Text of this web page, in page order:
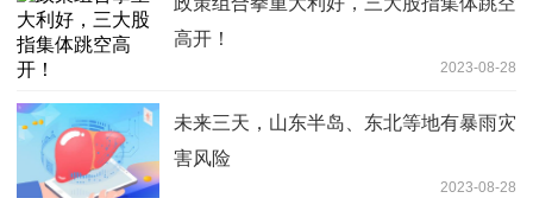
高开！
2023-08-28
未来三天，山东半岛、东北等地有暴雨灾
害风险
2023-08-28